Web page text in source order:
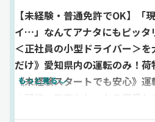
【未経験・普通免許でOK】「
イ…」なんてアナタにもピッ
＜正社員の小型ドライバー＞
だけ》愛知県内の運転のみ！荷
《未経験スタートでも安心》
♪研修・教育もしっかり用意
もっと見る